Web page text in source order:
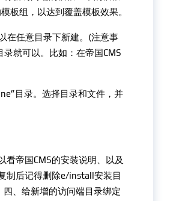
板组，以达到覆盖模板效果。
在任意目录下新建。(注意事
就可以。比如：在帝国CMS
目录。选择目录和文件，并
帝国CMS的安装说明、以及
制后记得删除e/install安装目
、给新增的访问端目录绑定